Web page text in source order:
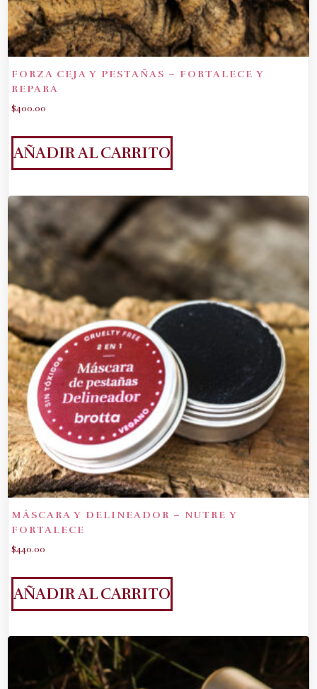
FORZA CEJA Y PESTAÑAS – FORTALECE Y
REPARA
$400.00
AÑADIR AL CARRITO
MÁSCARA Y DELINEADOR – NUTRE Y
FORTALECE
$440.00
AÑADIR AL CARRITO